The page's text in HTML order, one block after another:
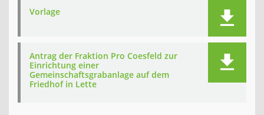
Vorlage
Antrag der Fraktion Pro Coesfeld zur
Einrichtung einer
Gemeinschaftsgrabanlage auf dem
Friedhof in Lette